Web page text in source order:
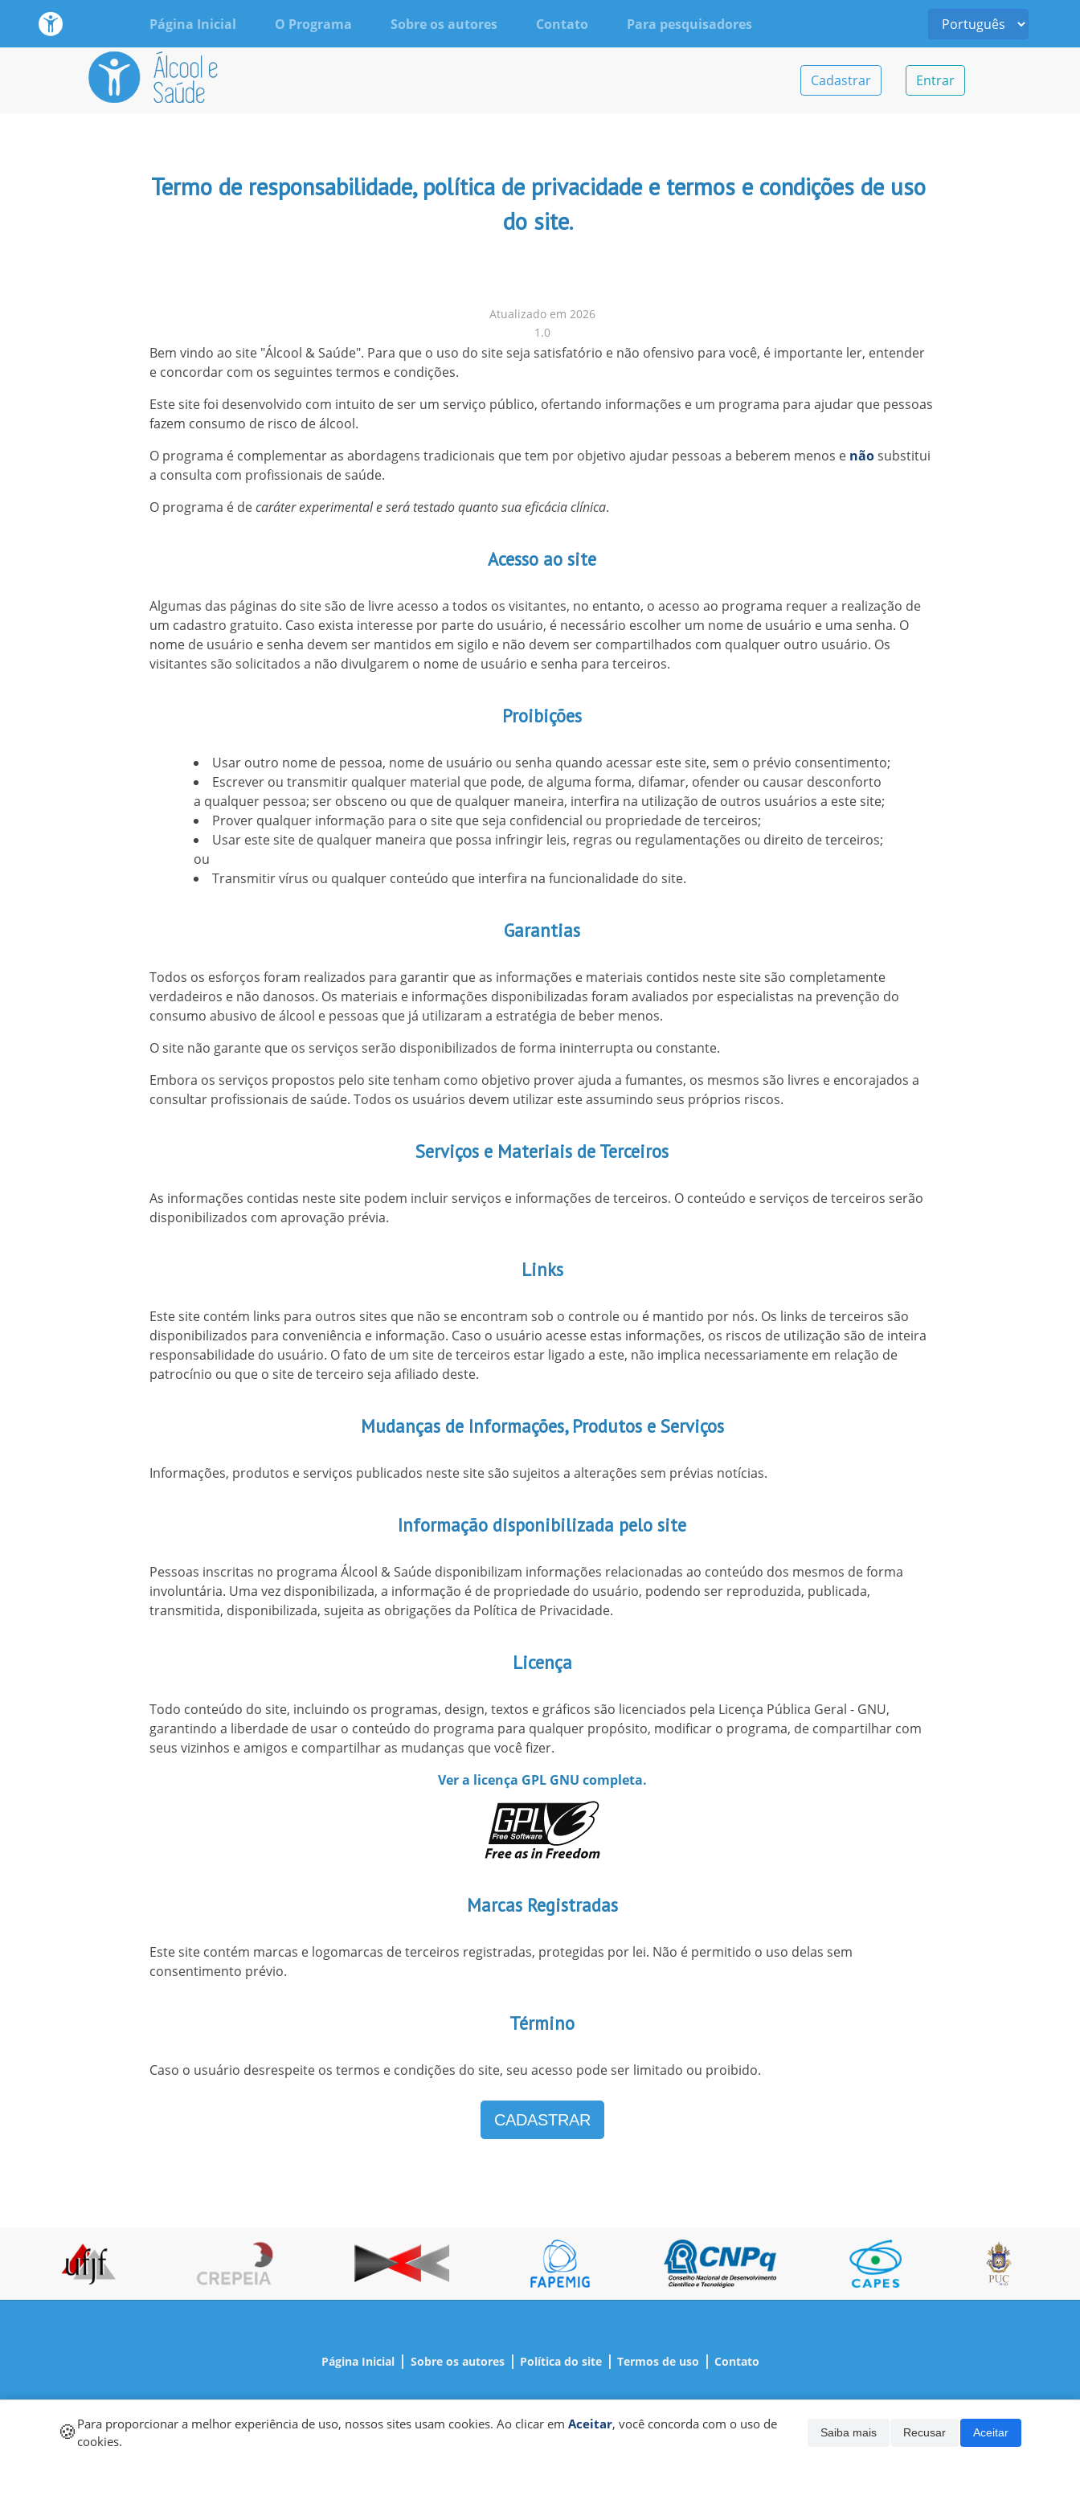
Cadastrar Entrar
🍪 Para proporcionar a melhor experiência de uso, nossos sites usam cookies. Ao clicar em Aceitar, você concorda com o uso de
cookies.
Saiba mais Recusar Aceitar
Página Inicial O Programa Sobre os autores Contato Para pesquisadores
Termo de responsabilidade, política de privacidade e termos e condições de uso
do site.
Atualizado em 2026
1.0
Bem vindo ao site "Álcool & Saúde". Para que o uso do site seja satisfatório e não ofensivo para você, é importante ler, entender
e concordar com os seguintes termos e condições.
Este site foi desenvolvido com intuito de ser um serviço público, ofertando informações e um programa para ajudar que pessoas
fazem consumo de risco de álcool.
O programa é complementar as abordagens tradicionais que tem por objetivo ajudar pessoas a beberem menos e nãosubstitui
a consulta com profissionais de saúde.
O programa é decaráter experimental e será testado quanto sua eficácia clínica.
Acesso ao site
Algumas das páginas do site são de livre acesso a todos os visitantes, no entanto, o acesso ao programa requer a realização de
um cadastro gratuito. Caso exista interesse por parte do usuário, é necessário escolher um nome de usuário e uma senha. O
nome de usuário e senha devem ser mantidos em sigilo e não devem ser compartilhados com qualquer outro usuário. Os
visitantes são solicitados a não divulgarem o nome de usuário e senha para terceiros.
Proibições
Usar outro nome de pessoa, nome de usuário ou senha quando acessar este site, sem o prévio consentimento;
Escrever ou transmitir qualquer material que pode, de alguma forma, difamar, ofender ou causar desconforto
a qualquer pessoa; ser obsceno ou que de qualquer maneira, interfira na utilização de outros usuários a este site;
Prover qualquer informação para o site que seja confidencial ou propriedade de terceiros;
Usar este site de qualquer maneira que possa infringir leis, regras ou regulamentações ou direito de terceiros;
ou
Transmitir vírus ou qualquer conteúdo que interfira na funcionalidade do site.
Garantias
Todos os esforços foram realizados para garantir que as informações e materiais contidos neste site são completamente
verdadeiros e não danosos. Os materiais e informações disponibilizadas foram avaliados por especialistas na prevenção do
consumo abusivo de álcool e pessoas que já utilizaram a estratégia de beber menos.
O site não garante que os serviços serão disponibilizados de forma ininterrupta ou constante.
Embora os serviços propostos pelo site tenham como objetivo prover ajuda a fumantes, os mesmos são livres e encorajados a
consultar profissionais de saúde. Todos os usuários devem utilizar este assumindo seus próprios riscos.
Serviços e Materiais de Terceiros
As informações contidas neste site podem incluir serviços e informações de terceiros. O conteúdo e serviços de terceiros serão
disponibilizados com aprovação prévia.
Links
Este site contém links para outros sites que não se encontram sob o controle ou é mantido por nós. Os links de terceiros são
disponibilizados para conveniência e informação. Caso o usuário acesse estas informações, os riscos de utilização são de inteira
responsabilidade do usuário. O fato de um site de terceiros estar ligado a este, não implica necessariamente em relação de
patrocínio ou que o site de terceiro seja afiliado deste.
Mudanças de Informações, Produtos e Serviços
Informações, produtos e serviços publicados neste site são sujeitos a alterações sem prévias notícias.
Informação disponibilizada pelo site
Pessoas inscritas no programa Álcool & Saúde disponibilizam informações relacionadas ao conteúdo dos mesmos de forma
involuntária. Uma vez disponibilizada, a informação é de propriedade do usuário, podendo ser reproduzida, publicada,
transmitida, disponibilizada, sujeita as obrigações da Política de Privacidade.
Licença
Todo conteúdo do site, incluindo os programas, design, textos e gráficos são licenciados pela Licença Pública Geral - GNU,
garantindo a liberdade de usar o conteúdo do programa para qualquer propósito, modificar o programa, de compartilhar com
seus vizinhos e amigos e compartilhar as mudanças que você fizer.
Ver a licença GPL GNU completa.
Marcas Registradas
Este site contém marcas e logomarcas de terceiros registradas, protegidas por lei. Não é permitido o uso delas sem
consentimento prévio.
Término
Caso o usuário desrespeite os termos e condições do site, seu acesso pode ser limitado ou proibido.
Página Inicial| Sobre os autores| Política do site| Termos de uso | Contato